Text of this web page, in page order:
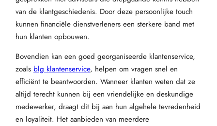
van de klantgeschiedenis. Door deze persoonlijke touch
kunnen financiële dienstverleners een sterkere band met
hun klanten opbouwen.
Bovendien kan een goed georganiseerde klantenservice,
zoals blg klantenservice, helpen om vragen snel en
efficiënt te beantwoorden. Wanneer klanten weten dat ze
altijd terecht kunnen bij een vriendelijke en deskundige
medewerker, draagt dit bij aan hun algehele tevredenheid
en loyaliteit. Het aanbieden van meerdere